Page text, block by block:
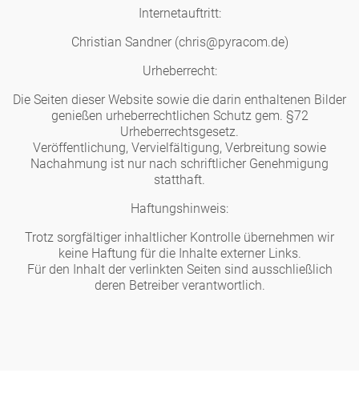
Becher 'de Luxe'
Milchkännchen
Porzellan
Mode
Koch
Königlich
Humor
klassische Musiker
zeitgenössische Musiker
Kleine Kaffeetasse 'Glam'
Tiefe Teller 'de Luxe'
Runde Teller - bunt
Runde Teller - weiß
Ovale Teller - weiß
Runde Teller 'de Luxe'
zum Servieren
Aschenbecher
Noël
amuse gueule
Teekanne
Dosen
Kerzenständer
Vasen 'de Luxe'
Vasen
Fressnapf
Babylon
Weiß
Goldener Käfig
Schalen 'de Luxe'
Hors d'Œvre
Praktisch
Hände und Füße
Bad
Schnickschnack
Präsentation
Unpraktisch
Spielen
Dies & Das
Figuren
Schachspiel Alice
Berliner Duft
Internetauftritt:
Christian Sandner (chris@pyracom.de)
Urheberrecht:
Die Seiten dieser Website sowie die darin enthaltenen Bilder
genießen urheberrechtlichen Schutz gem. §72
Urheberrechtsgesetz.
Veröffentlichung, Vervielfältigung, Verbreitung sowie
Nachahmung ist nur nach schriftlicher Genehmigung
statthaft.
Haftungshinweis:
Trotz sorgfältiger inhaltlicher Kontrolle übernehmen wir
keine Haftung für die Inhalte externer Links.
Für den Inhalt der verlinkten Seiten sind ausschließlich
deren Betreiber verantwortlich.